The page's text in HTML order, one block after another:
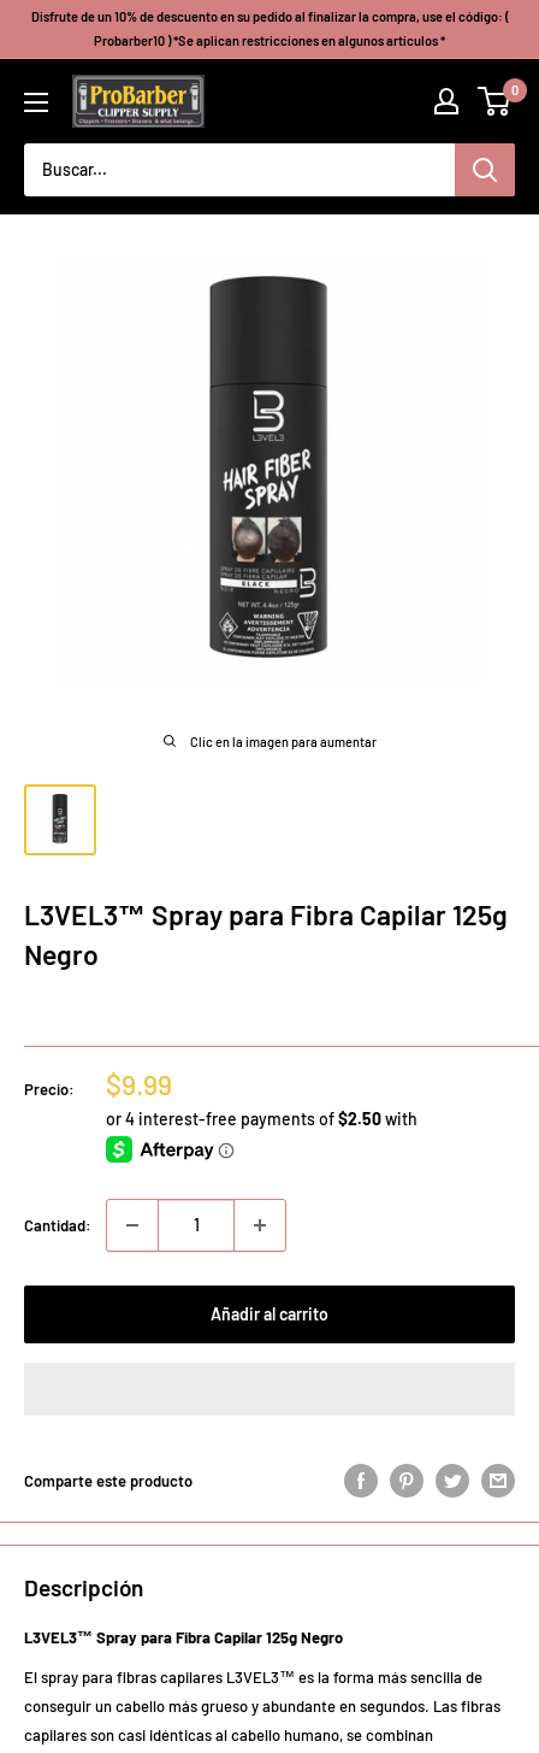
contenido
Disfrute de un 10% de descuento en su pedido al finalizar la compra, use el código: (
Probarber10 ) *Se aplican restricciones en algunos artículos *
Probarberclippersupply 0
Clic en la imagen para aumentar
L3VEL3™ Spray para Fibra Capilar 125g
Negro
Precio:
Precio
de
venta
$9.99
Cantidad:
Añadir al carrito
Comparte este producto
Descripción
L3VEL3™ Spray para Fibra Capilar 125g Negro
El spray para fibras capilares L3VEL3™ es la forma más sencilla de
conseguir un cabello más grueso y abundante en segundos. Las fibras
capilares son casi idénticas al cabello humano, se combinan